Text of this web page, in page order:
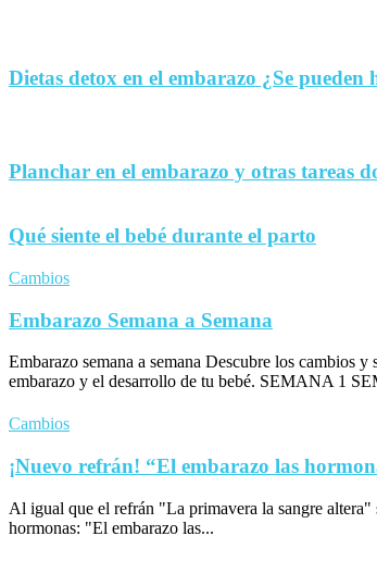
Dietas detox en el embarazo ¿Se pueden
Planchar en el embarazo y otras tareas
Qué siente el bebé durante el parto
Cambios
Embarazo Semana a Semana
Embarazo semana a semana Descubre los cambios
embarazo y el desarrollo de tu bebé. SEMANA 1
Cambios
¡Nuevo refrán! “El embarazo las
Al igual que el refrán "La primavera la sangre
hormonas: "El embarazo las...